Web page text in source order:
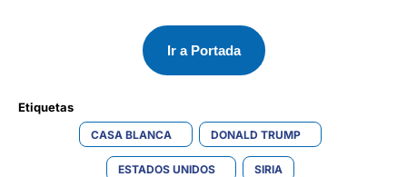
Ir a Portada
Etiquetas
CASA BLANCA DONALD TRUMP
ESTADOS UNIDOS SIRIA